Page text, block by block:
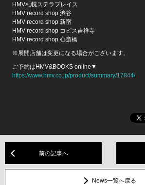
HMV札幌ステラプレイス
HMV record shop 渋谷
HMV record shop 新宿
HMV record shop コピス吉祥寺
HMV record shop 心斎橋
※展開店舗は変更になる場合がございます。
ご予約はHMV&BOOKS online▼
https://www.hmv.co.jp/product/summary/17844/
前の記事へ
News一覧へ戻る